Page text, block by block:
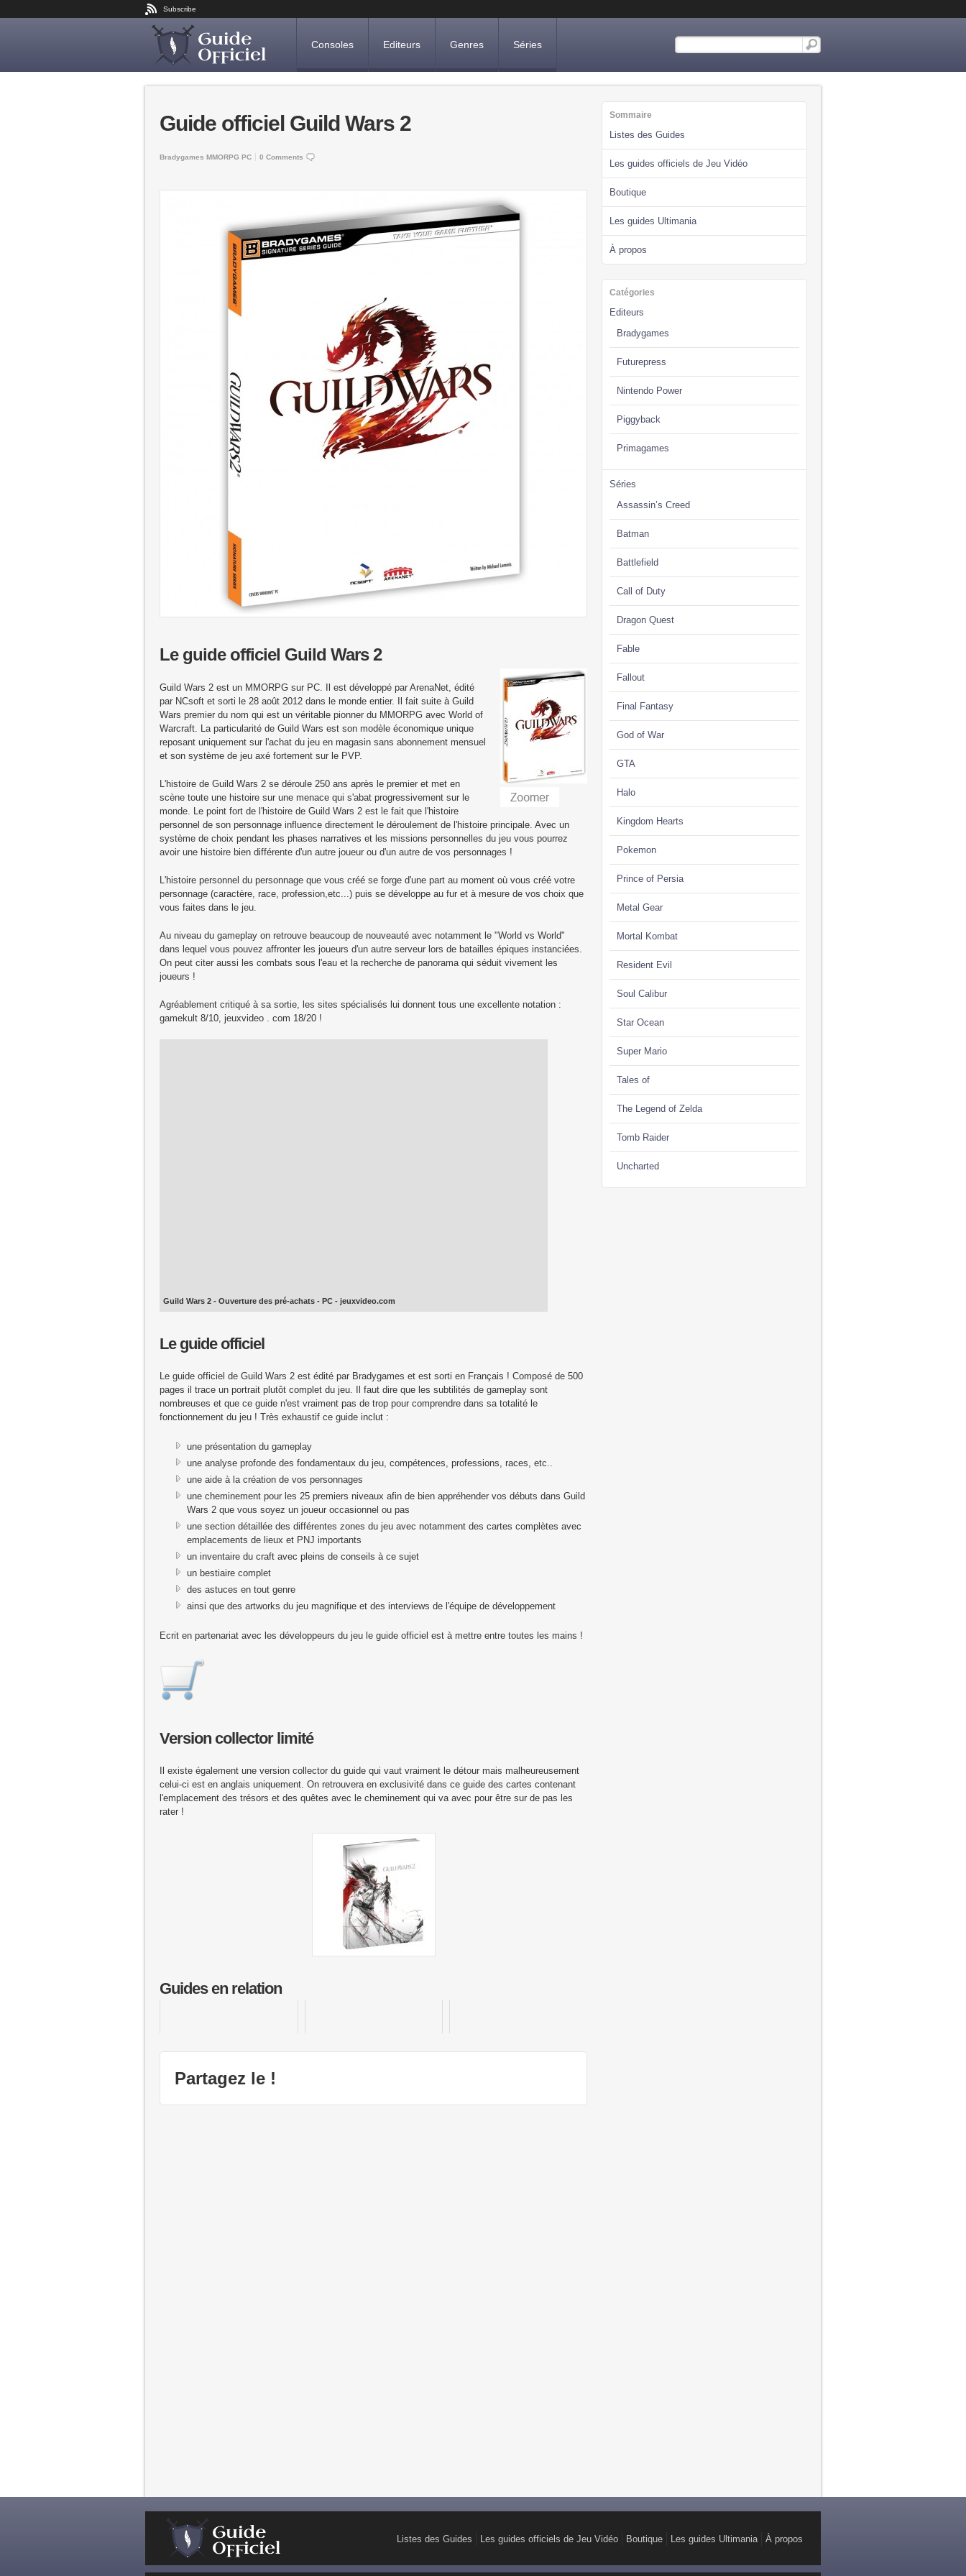
Subscribe
Consoles Editeurs Genres Séries
Guide officiel Guild Wars 2
Bradygames MMORPG PC 0 Comments
Le guide officiel Guild Wars 2
Guild Wars 2 est un MMORPG sur PC. Il est développé par ArenaNet, édité
par NCsoft et sorti le 28 août 2012 dans le monde entier. Il fait suite à Guild
Wars premier du nom qui est un véritable pionner du MMORPG avec World of
Warcraft. La particularité de Guild Wars est son modèle économique unique
reposant uniquement sur l'achat du jeu en magasin sans abonnement mensuel
et son système de jeu axé fortement sur le PVP.
L'histoire de Guild Wars 2 se déroule 250 ans après le premier et met en
scène toute une histoire sur une menace qui s'abat progressivement sur le
monde. Le point fort de l'histoire de Guild Wars 2 est le fait que l'histoire
personnel de son personnage influence directement le déroulement de l'histoire principale. Avec un
système de choix pendant les phases narratives et les missions personnelles du jeu vous pourrez
avoir une histoire bien différente d'un autre joueur ou d'un autre de vos personnages !
L'histoire personnel du personnage que vous créé se forge d'une part au moment où vous créé votre
personnage (caractère, race, profession,etc...) puis se développe au fur et à mesure de vos choix que
vous faites dans le jeu.
Au niveau du gameplay on retrouve beaucoup de nouveauté avec notamment le "World vs World"
dans lequel vous pouvez affronter les joueurs d'un autre serveur lors de batailles épiques instanciées.
On peut citer aussi les combats sous l'eau et la recherche de panorama qui séduit vivement les
joueurs !
Agréablement critiqué à sa sortie, les sites spécialisés lui donnent tous une excellente notation :
gamekult 8/10, jeuxvideo . com 18/20 !
Guild Wars 2 - Ouverture des pré-achats - PC - jeuxvideo.com
Le guide officiel
Le guide officiel de Guild Wars 2 est édité par Bradygames et est sorti en Français ! Composé de 500
pages il trace un portrait plutôt complet du jeu. Il faut dire que les subtilités de gameplay sont
nombreuses et que ce guide n'est vraiment pas de trop pour comprendre dans sa totalité le
fonctionnement du jeu ! Très exhaustif ce guide inclut :
une présentation du gameplay
une analyse profonde des fondamentaux du jeu, compétences, professions, races, etc..
une aide à la création de vos personnages
une cheminement pour les 25 premiers niveaux afin de bien appréhender vos débuts dans Guild
Wars 2 que vous soyez un joueur occasionnel ou pas
une section détaillée des différentes zones du jeu avec notamment des cartes complètes avec
emplacements de lieux et PNJ importants
un inventaire du craft avec pleins de conseils à ce sujet
un bestiaire complet
des astuces en tout genre
ainsi que des artworks du jeu magnifique et des interviews de l'équipe de développement
Ecrit en partenariat avec les développeurs du jeu le guide officiel est à mettre entre toutes les mains !
Version collector limité
Il existe également une version collector du guide qui vaut vraiment le détour mais malheureusement
celui-ci est en anglais uniquement. On retrouvera en exclusivité dans ce guide des cartes contenant
l'emplacement des trésors et des quêtes avec le cheminement qui va avec pour être sur de pas les
rater !
Guides en relation
Partagez le !
Sommaire
Listes des Guides
Les guides officiels de Jeu Vidéo
Boutique
Les guides Ultimania
À propos
Catégories
Editeurs
Bradygames
Futurepress
Nintendo Power
Piggyback
Primagames
Séries
Assassin’s Creed
Batman
Battlefield
Call of Duty
Dragon Quest
Fable
Fallout
Final Fantasy
God of War
GTA
Halo
Kingdom Hearts
Pokemon
Prince of Persia
Metal Gear
Mortal Kombat
Resident Evil
Soul Calibur
Star Ocean
Super Mario
Tales of
The Legend of Zelda
Tomb Raider
Uncharted
Listes des Guides Les guides officiels de Jeu Vidéo Boutique Les guides Ultimania À propos